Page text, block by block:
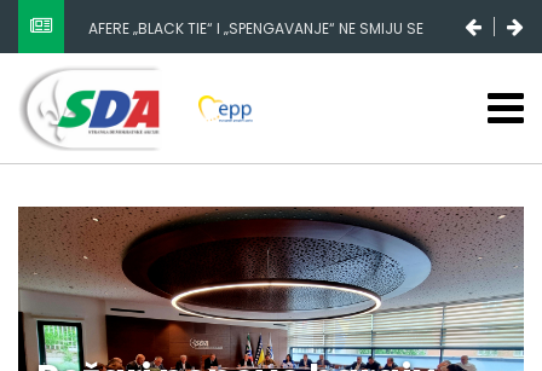
AFERE „BLACK TIE“ I „SPENGAVANJE“ NE SMIJU SE
ZATAŠKATI